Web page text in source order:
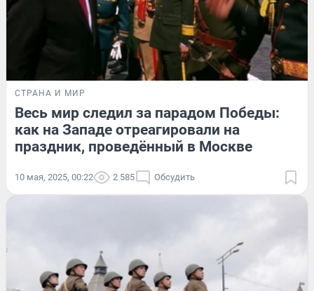
СТРАНА И МИР
Весь мир следил за парадом Победы:
как на Западе отреагировали на
праздник, проведённый в Москве
10 мая, 2025, 00:22 2 585 Обсудить